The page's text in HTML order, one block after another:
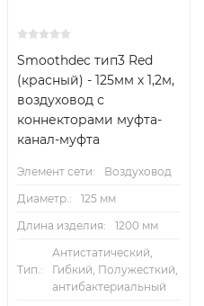
Smoothdec тип3 Red
(красный) - 125мм х 1,2м,
воздуховод с
коннекторами муфта-
канал-муфта
Элемент сети:
Воздуховод
Диаметр.:
125 мм
Длина изделия:
1200 мм
Тип.:
Антистатический,
Гибкий, Полужесткий,
антибактериальный